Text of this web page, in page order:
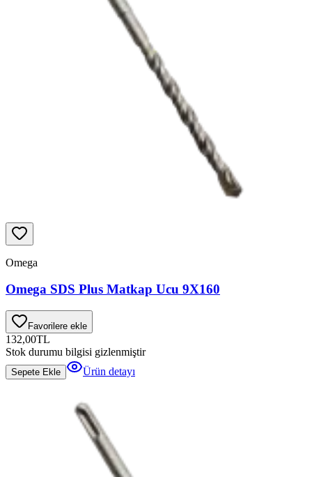
Omega
Omega SDS Plus Matkap Ucu 9X160
Favorilere ekle
132,00TL
Stok durumu bilgisi gizlenmiştir
Sepete Ekle Ürün detayı